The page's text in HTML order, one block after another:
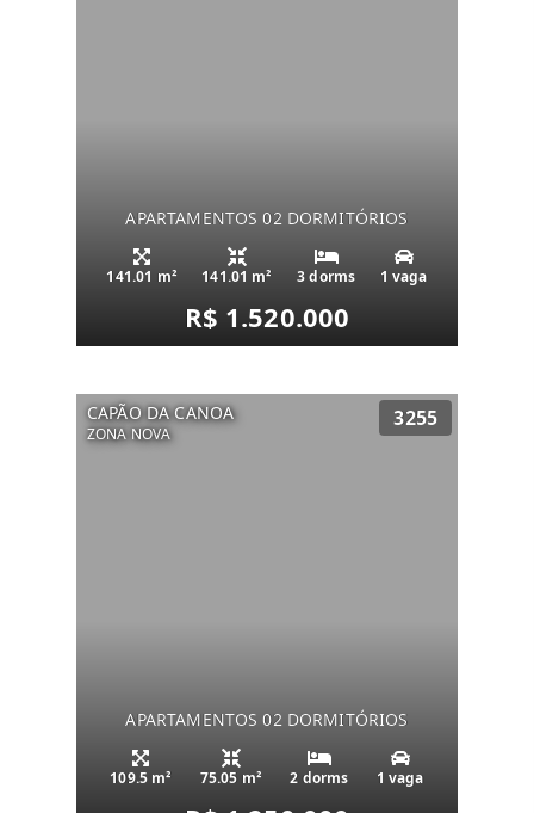
APARTAMENTOS 02 DORMITÓRIOS
141.01 m² 141.01 m² 3 dorms 1 vaga
R$ 1.520.000
CAPÃO DA CANOA
ZONA NOVA
3255
APARTAMENTOS 02 DORMITÓRIOS
109.5 m² 75.05 m² 2 dorms 1 vaga